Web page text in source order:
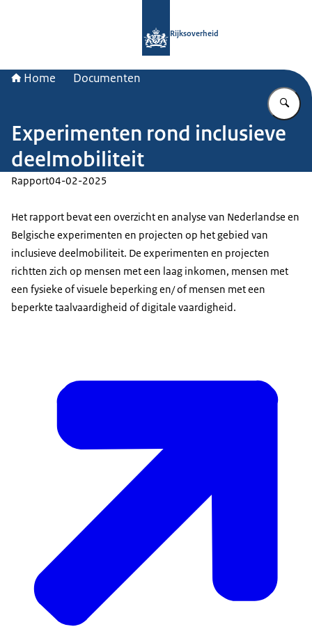
Rijksoverheid
Home Documenten
Experimenten rond inclusieve
deelmobiliteit
Rapport04-02-2025
Het rapport bevat een overzicht en analyse van Nederlandse en
Belgische experimenten en projecten op het gebied van
inclusieve deelmobiliteit. De experimenten en projecten
richtten zich op mensen met een laag inkomen, mensen met
een fysieke of visuele beperking en/ of mensen met een
beperkte taalvaardigheid of digitale vaardigheid.